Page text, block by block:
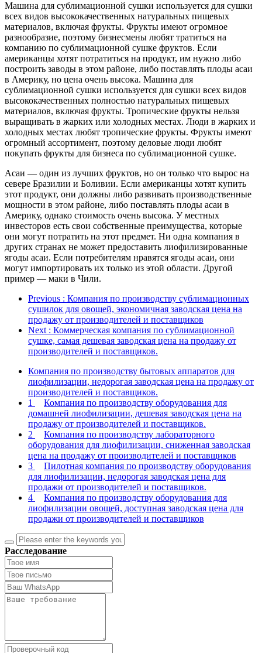
Машина для сублимационной сушки используется для сушки
всех видов высококачественных натуральных пищевых
материалов, включая фрукты. Фрукты имеют огромное
разнообразие, поэтому бизнесмены любят тратиться на
компанию по сублимационной сушке фруктов. Если
американцы хотят потратиться на продукт, им нужно либо
построить заводы в этом районе, либо поставлять плоды асаи
в Америку, но цена очень высока. Машина для
сублимационной сушки используется для сушки всех видов
высококачественных полностью натуральных пищевых
материалов, включая фрукты. Тропические фрукты нельзя
выращивать в жарких или холодных местах. Люди в жарких и
холодных местах любят тропические фрукты. Фрукты имеют
огромный ассортимент, поэтому деловые люди любят
покупать фрукты для бизнеса по сублимационной сушке.
Асаи — один из лучших фруктов, но он только что вырос на
севере Бразилии и Боливии. Если американцы хотят купить
этот продукт, они должны либо развивать производственные
мощности в этом районе, либо поставлять плоды асаи в
Америку, однако стоимость очень высока. У местных
инвесторов есть свои собственные преимущества, которые
они могут потратить на этот предмет. Ни одна компания в
других странах не может предоставить лиофилизированные
ягоды асаи. Если потребителям нравятся ягоды асаи, они
могут импортировать их только из этой области. Другой
пример — маки в Чили.
Previous : Компания по производству сублимационных
сушилок для овощей, экономичная заводская цена на
продажу от производителей и поставщиков
Next : Коммерческая компания по сублимационной
сушке, самая дешевая заводская цена на продажу от
производителей и поставщиков.
Компания по производству бытовых аппаратов для
лиофилизации, недорогая заводская цена на продажу от
производителей и поставщиков.
1
Компания по производству оборудования для
домашней лиофилизации, дешевая заводская цена на
продажу от производителей и поставщиков.
2
Компания по производству лабораторного
оборудования для лиофилизации, сниженная заводская
цена на продажу от производителей и поставщиков
3
Пилотная компания по производству оборудования
для лиофилизации, недорогая заводская цена для
продажи от производителей и поставщиков.
4
Компания по производству оборудования для
лиофилизации овощей, доступная заводская цена для
продажи от производителей и поставщиков
Расследование